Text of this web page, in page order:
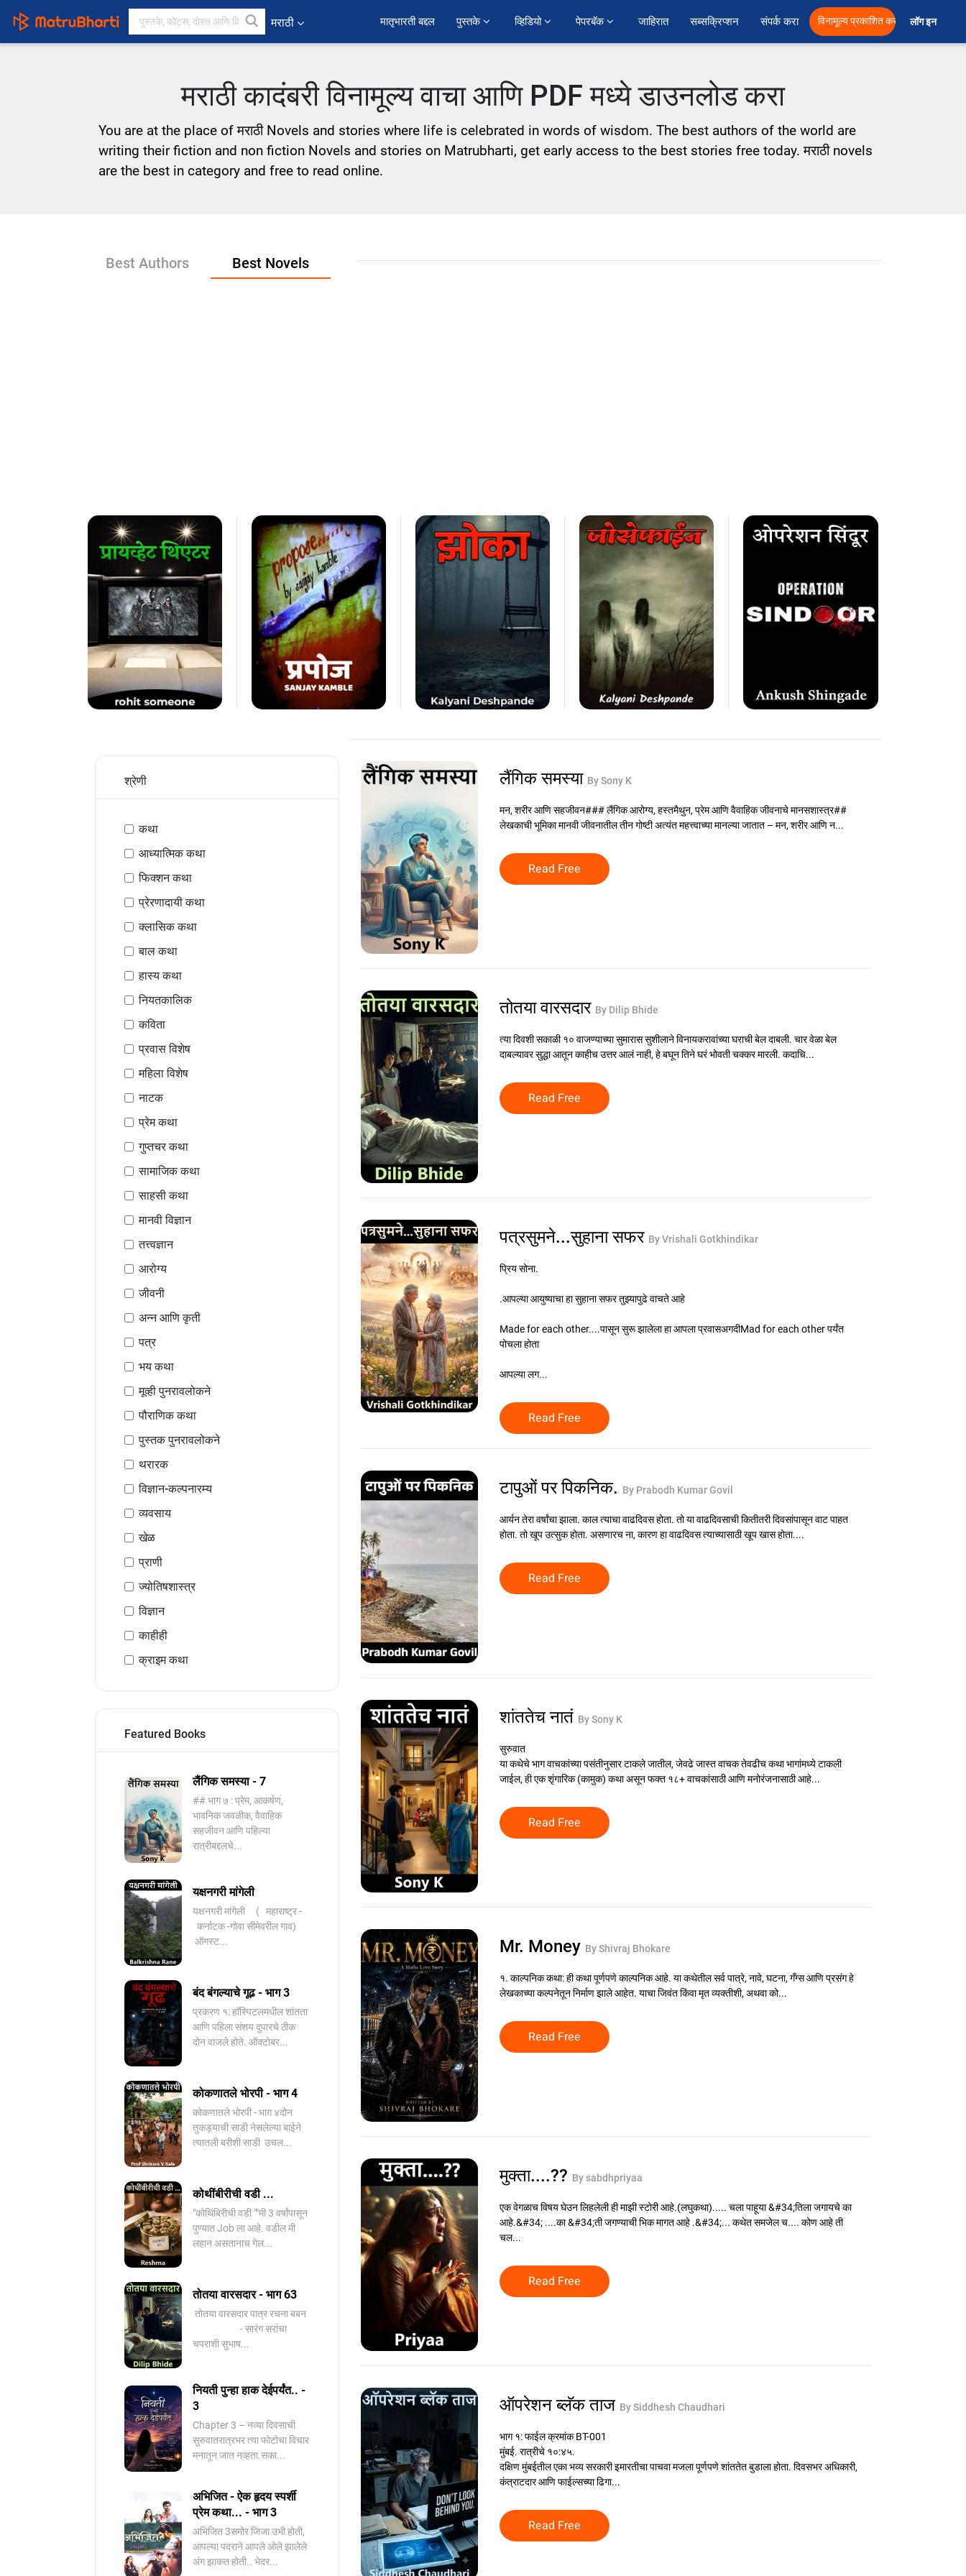
मराठी ﻿मातृभारती बद्दल पुस्तके व्हिडियो पेपरबॅक जाहिरात सब्सक्रिप्शन संपर्क करा विनामूल्य प्रकाशित करा लॉग इन
मराठी कादंबरी विनामूल्य वाचा आणि PDF मध्ये डाउनलोड करा
You are at the place of मराठी Novels and stories where life is celebrated in words of wisdom. The best authors of the world are
writing their fiction and non fiction Novels and stories on Matrubharti, get early access to the best stories free today. मराठी novels
are the best in category and free to read online.
Best Authors Best Novels
श्रेणी
कथा
आध्यात्मिक कथा
फिक्शन कथा
प्रेरणादायी कथा
क्लासिक कथा
बाल कथा
हास्य कथा
नियतकालिक
कविता
प्रवास विशेष
महिला विशेष
नाटक
प्रेम कथा
गुप्तचर कथा
सामाजिक कथा
साहसी कथा
मानवी विज्ञान
तत्त्वज्ञान
आरोग्य
जीवनी
अन्न आणि कृती
पत्र
भय कथा
मूव्ही पुनरावलोकने
पौराणिक कथा
पुस्तक पुनरावलोकने
थरारक
विज्ञान-कल्पनारम्य
व्यवसाय
खेळ
प्राणी
ज्योतिषशास्त्र
विज्ञान
काहीही
क्राइम कथा
Featured Books
लैंगिक समस्या - 7
## भाग ७ : प्रेम, आकर्षण,
भावनिक जवळीक, वैवाहिक
सहजीवन आणि पहिल्या
रात्रीबद्दलचे...
यक्षनगरी मांगेली
यक्षनगरी मांगेली ( महाराष्ट्र -
कर्नाटक -गोवा सीमेवरील गाव)
ऑगस्ट...
बंद बंगल्याचे गूढ - भाग 3
प्रकरण १: हॉस्पिटलमधील शांतता
आणि पहिला संशय दुपारचे ठीक
दोन वाजले होते. ऑक्टोबर...
कोकणातले भोरपी - भाग 4
कोकणातले भोरपी - भाग़ ४दोन
तुकड्याची साडी नेसलेल्या बाईने
त्यातली बरीशी साडी उचल...
कोथींबीरीची वडी ...
"कोथिंबिरीची वडी ""मी 3 वर्षांपासून
पुण्यात Job ला आहे. वडील मी
लहान असतानाच गेल...
तोतया वारसदार - भाग 63
तोतया वारसदार पात्र रचना बबन
- सारंग सरांचा
चपराशी सुभाष...
नियती पुन्हा हाक देईपर्यंत.. -
3
Chapter 3 – नव्या दिवसाची
सुरुवातरात्रभर त्या फोटोचा विचार
मनातून जात नव्हता.सका...
अभिजित - ऐक हृदय स्पर्शी
प्रेम कथा... - भाग 3
️अभिजित ️3समोर जिजा उभी होती,
आपल्या पदराने आपले ओले झालेले
अंग झाकत होती.. भेदर...
लैंगिक समस्या By Sony K
मन, शरीर आणि सहजीवन### लैंगिक आरोग्य, हस्तमैथुन, प्रेम आणि वैवाहिक जीवनाचे मानसशास्त्र##
लेखकाची भूमिका मानवी जीवनातील तीन गोष्टी अत्यंत महत्त्वाच्या मानल्या जातात – मन, शरीर आणि न...
Read Free
तोतया वारसदार By Dilip Bhide
त्या दिवशी सकाळी १० वाजण्याच्या सुमारास सुशीलाने विनायकरावांच्या घराची बेल दाबली. चार वेळा बेल
दाबल्यावर सुद्धा आतून काहीच उत्तर आलं नाही, हे बघून तिने घरं भोवती चक्कर मारली. कदाचि...
Read Free
पत्रसुमने...सुहाना सफर By Vrishali Gotkhindikar
प्रिय सोना.
.आपल्या आयुष्याचा हा सुहाना सफर तुझ्यापुढे वाचते आहे
Made for each other....पासून सुरू झालेला हा आपला प्रवासअगदीMad for each other पर्यंत
पोचला होता
आपल्या लग...
Read Free
टापुओं पर पिकनिक. By Prabodh Kumar Govil
आर्यन तेरा वर्षांचा झाला. काल त्याचा वाढदिवस होता. तो या वाढदिवसाची कितीतरी दिवसांपासून वाट पाहत
होता. तो खूप उत्सुक होता. असणारच ना, कारण हा वाढदिवस त्याच्यासाठी खूप खास होता....
Read Free
शांततेच नातं By Sony K
सुरुवात
या कथेचे भाग वाचकांच्या पसंतीनुसार टाकले जातील, जेवढे जास्त वाचक तेवढीच कथा भागांमध्ये टाकली
जाईल, ही एक शृंगारिक (कामुक) कथा असून फक्त १८+ वाचकांसाठी आणि मनोरंजनासाठी आहे...
Read Free
Mr. Money By Shivraj Bhokare
१. काल्पनिक कथा: ही कथा पूर्णपणे काल्पनिक आहे. या कथेतील सर्व पात्रे, नावे, घटना, गँग्स आणि प्रसंग हे
लेखकाच्या कल्पनेतून निर्माण झाले आहेत. याचा जिवंत किंवा मृत व्यक्तीशी, अथवा को...
Read Free
मुक्ता....??️ By sabdhpriyaa
एक वेगळाच विषय घेउन लिहलेली ही माझी स्टोरी आहे.(लघुकथा)..... चला पाहूया &#34;तिला जगायचे का
आहे.&#34; ....का &#34;ती जगण्याची भिक मागत आहे .&#34;... कथेत समजेल च.... कोण आहे ती
चल...
Read Free
ऑपरेशन ब्लॅक ताज By Siddhesh Chaudhari
भाग १: फाईल क्रमांक BT-001
मुंबई. रात्रीचे १०:४५.
दक्षिण मुंबईतील एका भव्य सरकारी इमारतीचा पाचवा मजला पूर्णपणे शांततेत बुडाला होता. दिवसभर अधिकारी,
कंत्राटदार आणि फाईल्सच्या ढिगा...
Read Free